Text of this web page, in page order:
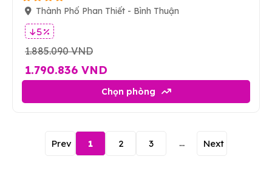
Thành Phố Phan Thiết - Bình Thuận
5 %
1.885.090 VND
1.790.836 VND
Chọn phòng
Prev 1 2 3 ... Next